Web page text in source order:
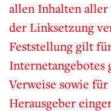
allen Inhalten
der Linksetzung
Feststellung gilt
Internetangebotes
Verweise sowie
Herausgeber